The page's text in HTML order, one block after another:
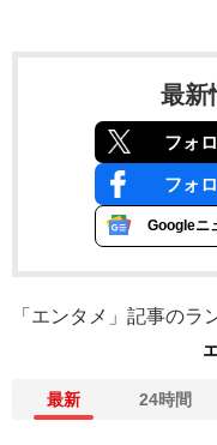
最新
フォ
フォ
Googleニ
「エンタメ」記事のラ
最新 24時間